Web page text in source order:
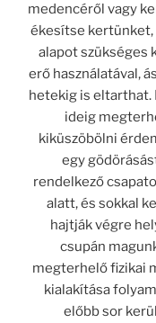
medencéről vagy
ékesítse kertünket,
alapot szükséges
erő használatával,
hetekig is eltarthat.
ideig
kiküszöbölni
egy
rendelkező
alatt, és sokkal
hajtják végre
csupán
megterhelő fizikai
kialakítása
előbb sor